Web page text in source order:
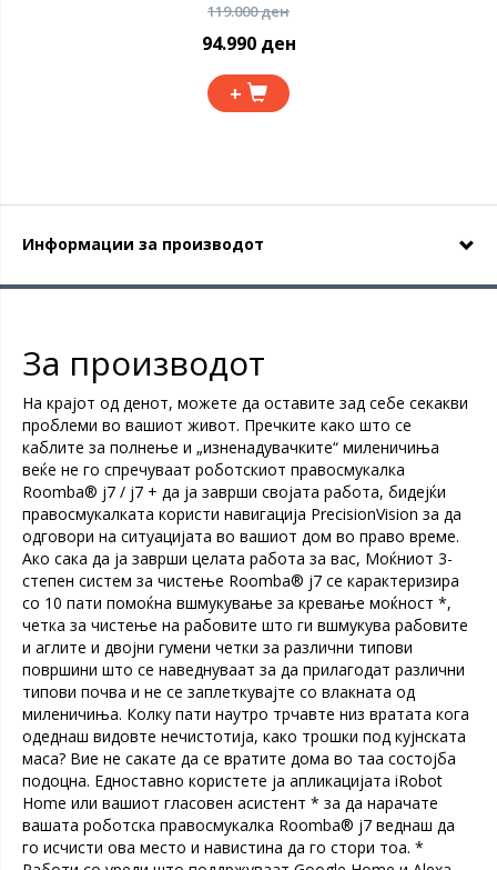
119.000 ден
94.990 ден
+
Информации за производот
За производот
На крајот од денот, можете да оставите зад себе секакви
проблеми во вашиот живот. Пречките како што се
каблите за полнење и „изненадувачките“ миленичиња
веќе не го спречуваат роботскиот правосмукалка
Roomba® j7 / j7 + да ја заврши својата работа, бидејќи
правосмукалката користи навигација PrecisionVision за да
одговори на ситуацијата во вашиот дом во право време.
Ако сака да ја заврши целата работа за вас, Моќниот 3-
степен систем за чистење Roomba® j7 се карактеризира
со 10 пати помоќна вшмукување за кревање моќност *,
четка за чистење на рабовите што ги вшмукува рабовите
и аглите и двојни гумени четки за различни типови
површини што се наведнуваат за да прилагодат различни
типови почва и не се заплеткувајте со влакната од
миленичиња. Колку пати наутро трчавте низ вратата кога
одеднаш видовте нечистотија, како трошки под кујнската
маса? Вие не сакате да се вратите дома во таа состојба
подоцна. Едноставно користете ја апликацијата iRobot
Home или вашиот гласовен асистент * за да нарачате
вашата роботска правосмукалка Roomba® j7 веднаш да
го исчисти ова место и навистина да го стори тоа. *